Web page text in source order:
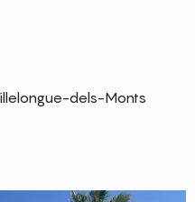
dels-Monts